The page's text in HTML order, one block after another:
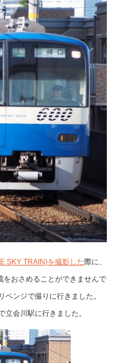
SKY TRAIN)を撮影した際に、
おさめることができませんで
ンジで撮りに行きました。
会川駅に行きました。